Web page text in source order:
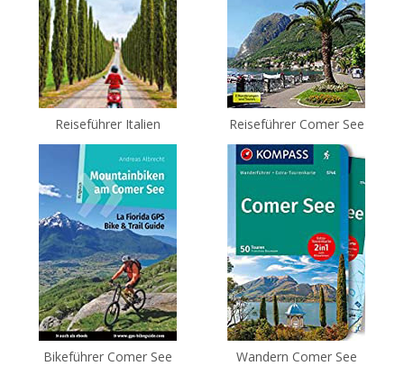
Reiseführer Italien Reiseführer Comer See
Bikeführer Comer See Wandern Comer See